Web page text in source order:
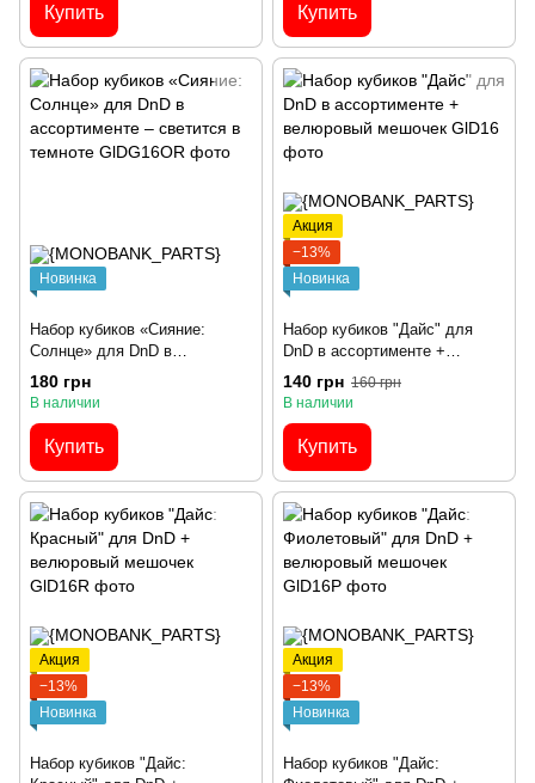
Купить Купить
Новинка
Набор кубиков «Сияние:
Солнце» для DnD в
ассортименте – светится в
темноте
180 грн
В наличии
Купить
Акция
−13%
Новинка
Набор кубиков "Дайс" для
DnD в ассортименте +
велюровый мешочек
140 грн 160 грн
В наличии
Купить
Акция
−13%
Новинка
Набор кубиков "Дайс:
Акция
−13%
Новинка
Набор кубиков "Дайс: